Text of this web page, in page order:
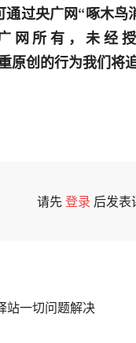
过央广网“啄木
网所有，未经
创的行为我们将追
请先登录 后发表
站一切问题解决